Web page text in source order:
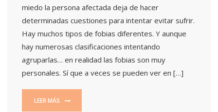
miedo la persona afectada deja de hacer
determinadas cuestiones para intentar evitar sufrir.
Hay muchos tipos de fobias diferentes. Y aunque
hay numerosas clasificaciones intentando
agruparlas… en realidad las fobias son muy
personales. Sí que a veces se pueden ver en […]
LEER MÁS